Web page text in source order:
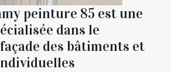
peinture 85 est une
dans le
des bâtiments et